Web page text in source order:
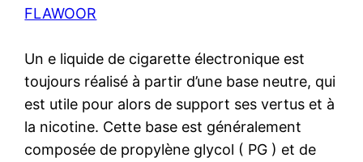
FLAWOOR
Un e liquide de cigarette électronique est
toujours réalisé à partir d’une base neutre, qui
est utile pour alors de support ses vertus et à
la nicotine. Cette base est généralement
composée de propylène glycol ( PG ) et de